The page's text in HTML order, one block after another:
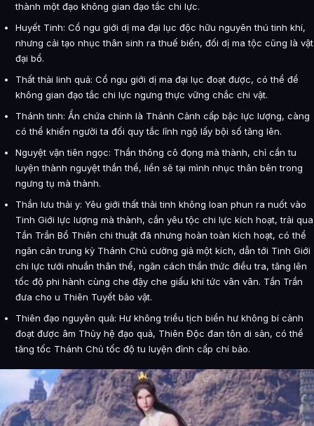
thành một đạo không gian đạo tắc chi lực.
Huyết Tinh: Cổ ngu giới dị ma đại lục độc hữu nguyên thú tinh khí,
nhưng cải tạo nhục thân sinh ra thuế biến, đối dị ma tộc cũng là vật
đại bổ.
Thất thải linh quả: Cổ ngu giới dị ma đại lục đoạt được, có thể để
không gian đạo tắc chi lực ngưng thực vững chắc chi vật.
Thánh tinh: Ẩn chứa chính là Thánh Cảnh cấp bậc lực lượng, càng
có thể khiến người ta đối quy tắc lĩnh ngộ lấy bội số tăng lên.
Nguyệt vận tiên ngọc: Thần thông cô đọng mà thành, chỉ cần tu
luyện thành nguyệt thần thể, liền sẽ tại mình nhục thân bên trong
ngưng tụ mà thành.
Thần lưu thải y: Yêu giới thất thải tinh không loan phun ra nuốt vào
Tinh Giới lực lượng mà thành, cần yêu tộc chi lực kích hoạt, trải qua
Tần Trần Bổ Thiên chi thuật đã nhưng hoàn toàn kích hoạt, có thể
ngăn cản trung kỳ Thánh Chủ cường giả một kích, dẫn tới Tinh Giới
chi lực tưới nhuần thân thể, ngăn cách thần thức điều tra, tăng lên
tốc độ phi hành cùng che đậy che giấu khí tức vân vân. Tần Trần
đưa cho u Thiên Tuyết bảo vật.
Thiên đạo nguyên quả: Hư không triều tịch biển hư không bí cảnh
đoạt được âm Thủy hệ đạo quả, Thiên Độc đan tôn di sản, có thể
tăng tốc Thánh Chủ tốc độ tu luyện đỉnh cấp chí bảo.